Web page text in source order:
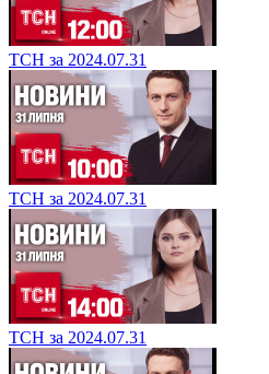
ТСН за 2024.07.31
ТСН за 2024.07.31
ТСН за 2024.07.31